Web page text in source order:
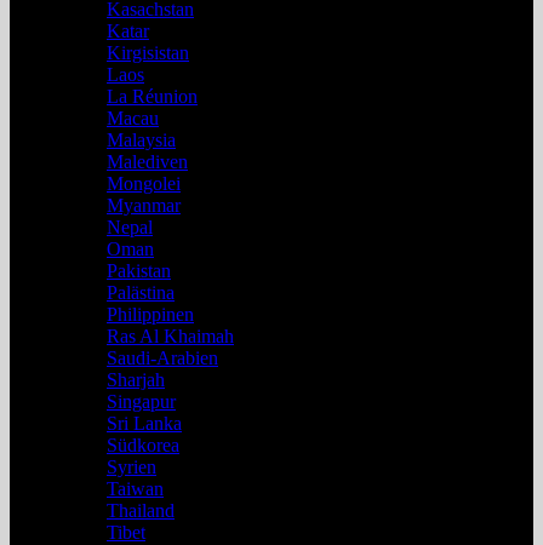
Kasachstan
Katar
Kirgisistan
Laos
La Réunion
Macau
Malaysia
Malediven
Mongolei
Myanmar
Nepal
Oman
Pakistan
Palästina
Philippinen
Ras Al Khaimah
Saudi-Arabien
Sharjah
Singapur
Sri Lanka
Südkorea
Syrien
Taiwan
Thailand
Tibet